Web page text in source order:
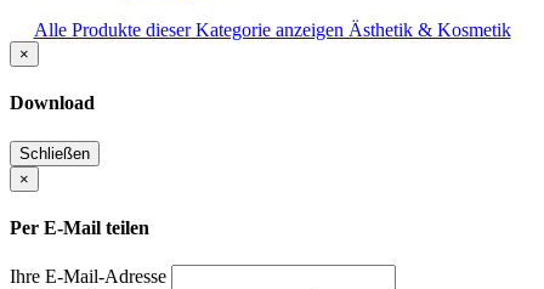
Alle Produkte dieser Kategorie anzeigen Ästhetik & Kosmetik
×
Download
Schließen
×
Per E-Mail teilen
Ihre E-Mail-Adresse